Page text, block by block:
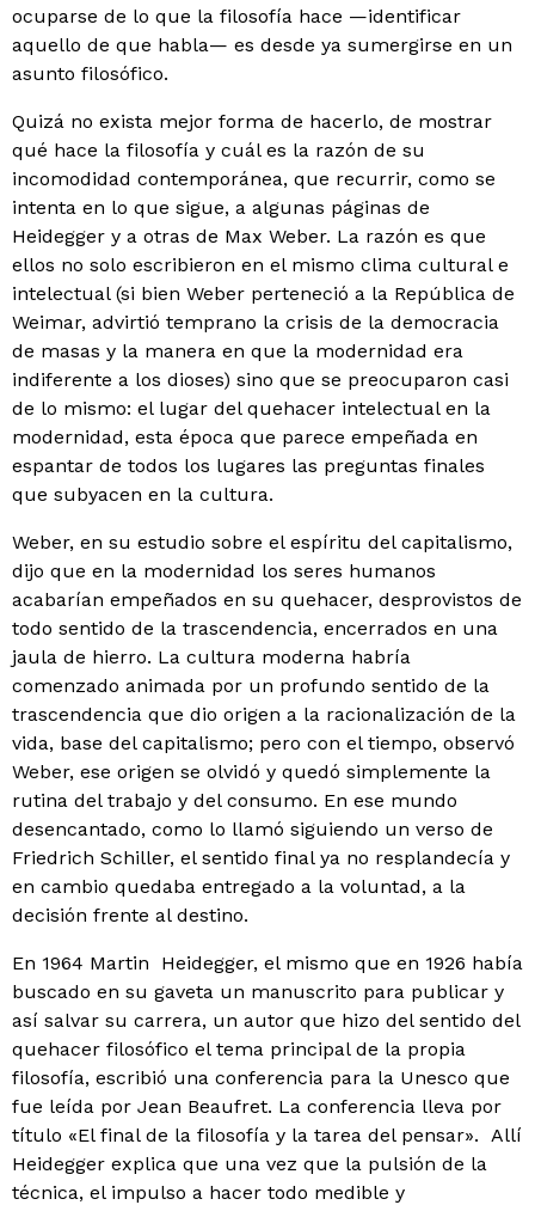
ocuparse de lo que la filosofía hace —identificar
aquello de que habla— es desde ya sumergirse en un
asunto filosófico.
Quizá no exista mejor forma de hacerlo, de mostrar
qué hace la filosofía y cuál es la razón de su
incomodi­dad contemporánea, que recurrir, como se
intenta en lo que sigue, a algunas páginas de
Heidegger y a otras de Max Weber. La razón es que
ellos no solo escribieron en el mismo clima cultural e
intelectual (si bien Weber perteneció a la República de
Weimar, advirtió temprano la crisis de la democracia
de masas y la manera en que la modernidad era
indiferente a los dioses) sino que se pre­ocuparon casi
de lo mismo: el lugar del quehacer intelec­tual en la
modernidad, esta época que parece empeñada en
espantar de todos los lugares las preguntas finales
que subyacen en la cultura.
Weber, en su estudio sobre el espíritu del capitalismo,
dijo que en la modernidad los seres humanos
acabarían empeñados en su quehacer, desprovistos de
todo sentido de la trascendencia, encerrados en una
jaula de hierro. La cultura moderna habría
comenzado animada por un profundo sentido de la
trascendencia que dio origen a la racionalización de la
vida, base del capitalismo; pero con el tiempo, observó
Weber, ese origen se olvidó y quedó simplemente la
rutina del trabajo y del consumo. En ese mundo
desencantado, como lo llamó siguiendo un verso de
Friedrich Schiller, el sentido final ya no resplandecía y
en cambio quedaba entregado a la voluntad, a la
decisión frente al destino.
En 1964 Martin Heidegger, el mismo que en 1926 había
buscado en su gaveta un manuscrito para publi­car y
así salvar su carrera, un autor que hizo del senti­do del
quehacer filosófico el tema principal de la propia
filosofía, escribió una conferencia para la Unesco que
fue leída por Jean Beaufret. La conferencia lleva por
tí­tulo «El final de la filosofía y la tarea del pensar». Allí
Heidegger explica que una vez que la pulsión de la
técni­ca, el impulso a hacer todo medible y